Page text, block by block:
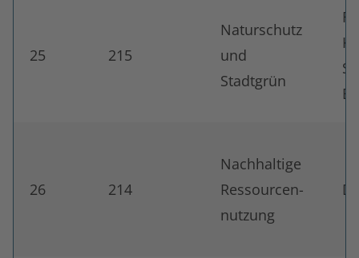
25 215
Naturschutz
und
Stadtgrün
26 214
Nachhaltige
Ressourcen-
nutzung